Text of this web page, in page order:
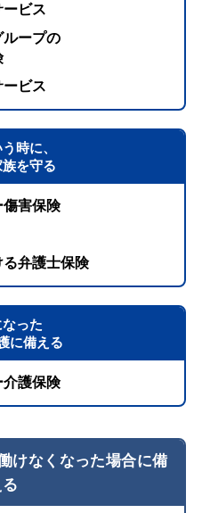
ービス
ープの
ービス
時に、
を守る
害保険
弁護士保険
った
に備える
介護保険
けなくなった場合に備
る